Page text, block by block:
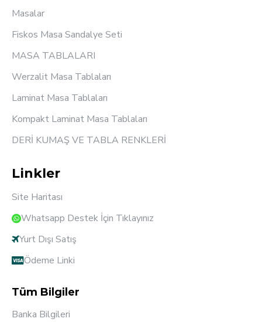
Masalar
Fiskos Masa Sandalye Seti
MASA TABLALARI
Werzalit Masa Tablaları
Laminat Masa Tablaları
Kompakt Laminat Masa Tablaları
DERİ KUMAŞ VE TABLA RENKLERİ
Linkler
Site Haritası
Whatsapp Destek İçin Tıklayınız
Yurt Dışı Satış
Ödeme Linki
Tüm Bilgiler
Banka Bilgileri